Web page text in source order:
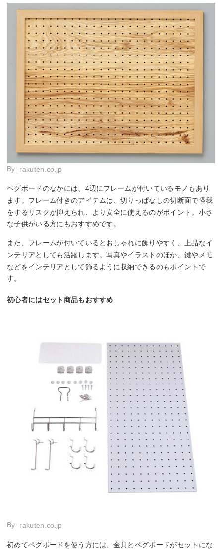
By: rakuten.co.jp
ペグボードのなかには、4辺にフレームが付いているモノもあり
ます。フレーム付きのアイテムは、切りっぱなしの切断面で怪我
をするリスクが抑えられ、より安全に使えるのがポイント。小さ
な子供がいる方にもおすすめです。
また、フレームが付いているとおしゃれに飾りやすく、上品なイ
ンテリアとしても活躍します。写真やイラストのほか、鍵やメモ
などをインテリアとして飾るように収納できるのもポイントで
す。
初心者にはセット商品もおすすめ
By: rakuten.co.jp
初めてペグボードを使う方には、金具とペグボードがセットにな